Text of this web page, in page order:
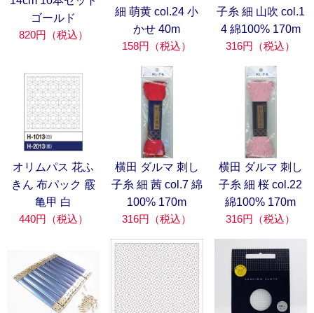
ゴールド
820円（税込）
細 萌黄 col.24 小
かせ 40m
158円（税込）
子糸 細 山吹 col.1
4 綿100% 170m
316円（税込）
オリムパス 花ふ
きん 布パック 霰
亀甲 白
440円（税込）
横田 ダルマ 刺し
子糸 細 茜 col.7 綿
100% 170m
316円（税込）
横田 ダルマ 刺し
子糸 細 桜 col.22
綿100% 170m
316円（税込）